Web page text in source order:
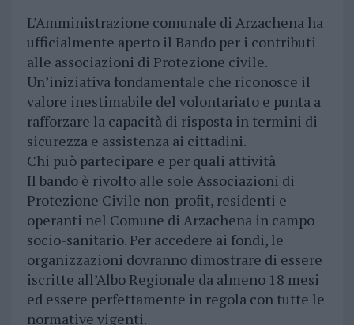
L’Amministrazione comunale di Arzachena ha
ufficialmente aperto il Bando per i contributi
alle associazioni di Protezione civile.
Un’iniziativa fondamentale che riconosce il
valore inestimabile del volontariato e punta a
rafforzare la capacità di risposta in termini di
sicurezza e assistenza ai cittadini.
Chi può partecipare e per quali attività
Il bando è rivolto alle sole Associazioni di
Protezione Civile non-profit, residenti e
operanti nel Comune di Arzachena in campo
socio-sanitario. Per accedere ai fondi, le
organizzazioni dovranno dimostrare di essere
iscritte all’Albo Regionale da almeno 18 mesi
ed essere perfettamente in regola con tutte le
normative vigenti.